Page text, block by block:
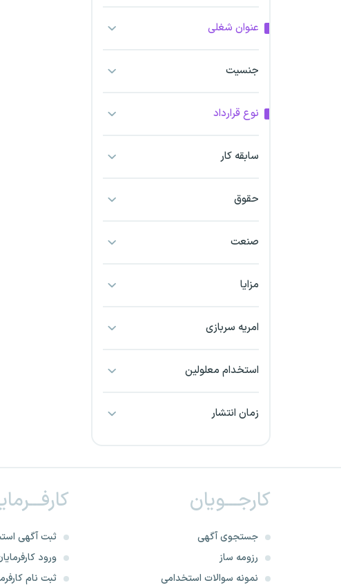
اراک
اردبیل
بندرعباس
خراسان شمالی
خرم آباد
خوزستان
عنوان شغلی
جنسیت
نوع قرارداد
سابقه کار
حقوق
صنعت
مزایا
امریه سربازی
استخدام معلولین
زمان انتشار
کارجـــویان
جستجوی آگهی
رزومه ساز
نمونه سوالات استخدامی
ثبت آگهی
ورود
ثبت نام